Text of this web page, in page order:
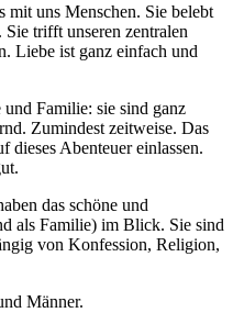
mit uns Menschen. Sie belebt
trifft unseren zentralen
Liebe ist ganz einfach und
und Familie: sie sind ganz
Zumindest zeitweise. Das
dieses Abenteuer einlassen.
das schöne und
als Familie) im Blick. Sie sind
von Konfession, Religion,
Männer.